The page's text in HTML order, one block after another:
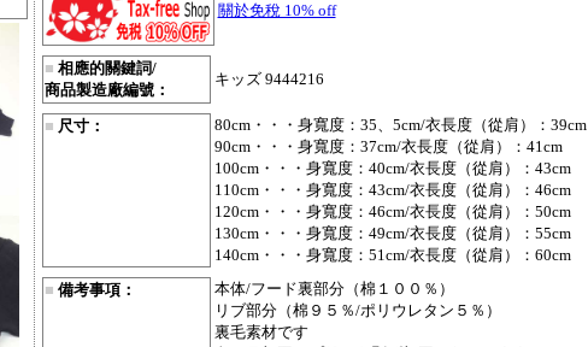
關於免稅 10% off
■ 相應的關鍵詞/
商品製造廠編號：
キッズ 9444216
■ 尺寸：
80cm・・・身寬度：35、5cm/衣長度（從肩）：39cm
90cm・・・身寬度：37cm/衣長度（從肩）：41cm
100cm・・・身寬度：40cm/衣長度（從肩）：43cm
110cm・・・身寬度：43cm/衣長度（從肩）：46cm
120cm・・・身寬度：46cm/衣長度（從肩）：50cm
130cm・・・身寬度：49cm/衣長度（從肩）：55cm
140cm・・・身寬度：51cm/衣長度（從肩）：60cm
■ 備考事項：
本体/フード裏部分（棉１００％）
リブ部分（棉９５％/ポリウレタン５％）
裏毛素材です